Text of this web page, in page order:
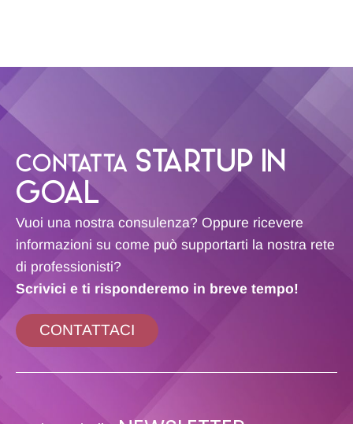
CONTATTA STARTUP IN
GOAL
Vuoi una nostra consulenza? Oppure ricevere
informazioni su come può supportarti la nostra rete
di professionisti?
Scrivici e ti risponderemo in breve tempo!
CONTATTACI